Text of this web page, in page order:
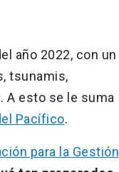
año 2022, con un
tsunamis,
A esto se le suma
Pacífico.
para la Gestión